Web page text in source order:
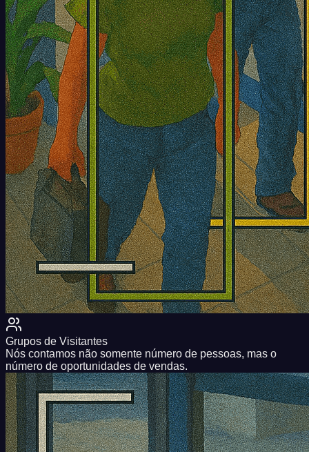
Grupos de Visitantes
Nós contamos não somente número de pessoas, mas o
número de oportunidades de vendas.